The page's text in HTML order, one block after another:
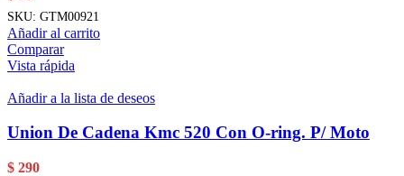
SKU: GTM00921
Añadir al carrito
Comparar
Vista rápida
Añadir a la lista de deseos
Union De Cadena Kmc 520 Con O-ring. P/ Moto
$ 290